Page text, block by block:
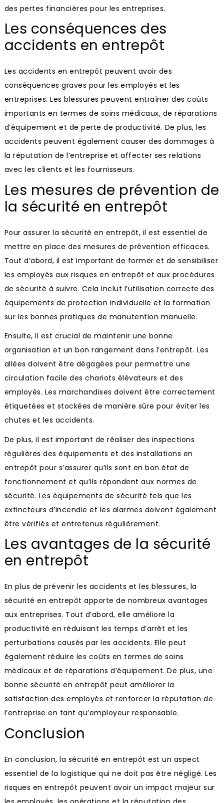
des pertes financières pour les entreprises.
Les conséquences des
accidents en entrepôt
Les accidents en entrepôt peuvent avoir des
conséquences graves pour les employés et les
entreprises. Les blessures peuvent entraîner des coûts
importants en termes de soins médicaux, de réparations
d’équipement et de perte de productivité. De plus, les
accidents peuvent également causer des dommages à
la réputation de l’entreprise et affecter ses relations
avec les clients et les fournisseurs.
Les mesures de prévention de
la sécurité en entrepôt
Pour assurer la sécurité en entrepôt, il est essentiel de
mettre en place des mesures de prévention efficaces.
Tout d’abord, il est important de former et de sensibiliser
les employés aux risques en entrepôt et aux procédures
de sécurité à suivre. Cela inclut l’utilisation correcte des
équipements de protection individuelle et la formation
sur les bonnes pratiques de manutention manuelle.
Ensuite, il est crucial de maintenir une bonne
organisation et un bon rangement dans l’entrepôt. Les
allées doivent être dégagées pour permettre une
circulation facile des chariots élévateurs et des
employés. Les marchandises doivent être correctement
étiquetées et stockées de manière sûre pour éviter les
chutes et les accidents.
De plus, il est important de réaliser des inspections
régulières des équipements et des installations en
entrepôt pour s’assurer qu’ils sont en bon état de
fonctionnement et qu’ils répondent aux normes de
sécurité. Les équipements de sécurité tels que les
extincteurs d’incendie et les alarmes doivent également
être vérifiés et entretenus régulièrement.
Les avantages de la sécurité
en entrepôt
En plus de prévenir les accidents et les blessures, la
sécurité en entrepôt apporte de nombreux avantages
aux entreprises. Tout d’abord, elle améliore la
productivité en réduisant les temps d’arrêt et les
perturbations causés par les accidents. Elle peut
également réduire les coûts en termes de soins
médicaux et de réparations d’équipement. De plus, une
bonne sécurité en entrepôt peut améliorer la
satisfaction des employés et renforcer la réputation de
l’entreprise en tant qu’employeur responsable.
Conclusion
En conclusion, la sécurité en entrepôt est un aspect
essentiel de la logistique qui ne doit pas être négligé. Les
risques en entrepôt peuvent avoir un impact majeur sur